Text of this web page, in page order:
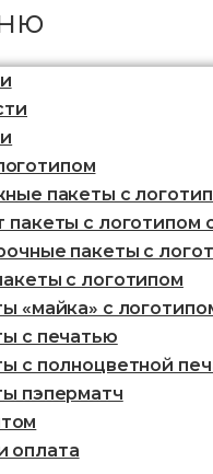
пакеты с
пакеты с логотипом
пакеты с
с логотипом
«майка» с
c печатью
с полноцветной
пэперматч
оплата